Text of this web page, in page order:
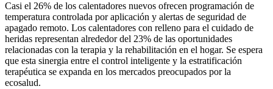
Casi el 26% de los calentadores nuevos ofrecen programación de
temperatura controlada por aplicación y alertas de seguridad de
apagado remoto. Los calentadores con relleno para el cuidado de
heridas representan alrededor del 23% de las oportunidades
relacionadas con la terapia y la rehabilitación en el hogar. Se espera
que esta sinergia entre el control inteligente y la estratificación
terapéutica se expanda en los mercados preocupados por la
ecosalud.